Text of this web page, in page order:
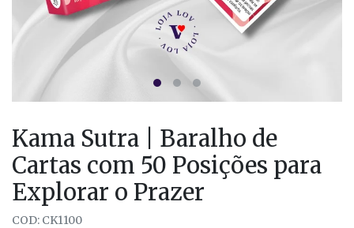
Kama Sutra | Baralho de
Cartas com 50 Posições para
Explorar o Prazer
COD: CK1100